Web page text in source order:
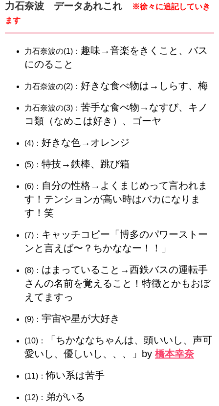
力石奈波 データあれこれ
※徐々に追記していき
ます
力石奈波の(1)： 趣味→音楽をきくこと、バス
にのること
力石奈波の(2)： 好きな食べ物は→しらす、梅
力石奈波の(3)： 苦手な食べ物→なすび、キノ
コ類（なめこは好き）、ゴーヤ
(4)： 好きな色→オレンジ
(5)： 特技→鉄棒、跳び箱
(6)： 自分の性格→よくまじめって言われま
す！テンションが高い時はバカになりま
す！笑
(7)： キャッチコピー「博多のパワーストー
ンと言えば〜？ちかななー！！」
(8)： はまっていること→西鉄バスの運転手
さんの名前を覚えること！特徴とかもおぼ
えてますっ
(9)： 宇宙や星が大好き
(10)：
「ちかななちゃんは、頭いいし、声可
愛いし、優しいし、、、」by 橋本幸奈
(11)：怖い系は苦手
(12)： 弟がいる